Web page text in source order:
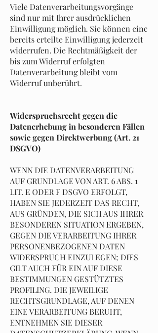
Viele Datenverarbeitungsvorgänge
sind nur mit Ihrer ausdrücklichen
Einwilligung möglich. Sie können eine
bereits erteilte Einwilligung jederzeit
widerrufen. Die Rechtmäßigkeit der
bis zum Widerruf erfolgten
Datenverarbeitung bleibt vom
Widerruf unberührt.
Widerspruchsrecht gegen die
Datenerhebung in besonderen Fällen
sowie gegen Direktwerbung (Art. 21
DSGVO)
WENN DIE DATENVERARBEITUNG
AUF GRUNDLAGE VON ART. 6 ABS. 1
LIT. E ODER F DSGVO ERFOLGT,
HABEN SIE JEDERZEIT DAS RECHT,
AUS GRÜNDEN, DIE SICH AUS IHRER
BESONDEREN SITUATION ERGEBEN,
GEGEN DIE VERARBEITUNG IHRER
PERSONENBEZOGENEN DATEN
WIDERSPRUCH EINZULEGEN; DIES
GILT AUCH FÜR EIN AUF DIESE
BESTIMMUNGEN GESTÜTZTES
PROFILING. DIE JEWEILIGE
RECHTSGRUNDLAGE, AUF DENEN
EINE VERARBEITUNG BERUHT,
ENTNEHMEN SIE DIESER